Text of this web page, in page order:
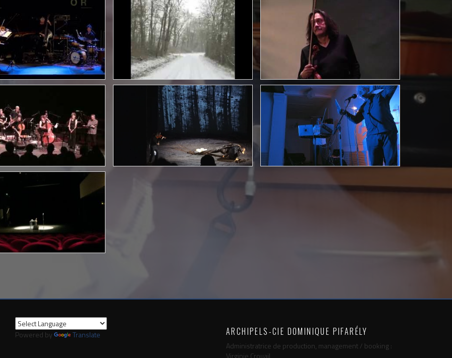
Powered by Translate ARCHIPELS-CIE DOMINIQUE PIFARÉLY
Administratrice de production, management / booking :
Virginie Crouail